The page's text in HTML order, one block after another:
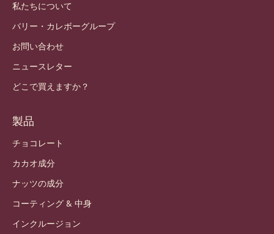
私たちについて
バリー・カレボーグループ
お問い合わせ
ニュースレター
どこで買えますか？
製品
チョコレート
カカオ成分
ナッツの成分
コーティング & 中身
インクルージョン